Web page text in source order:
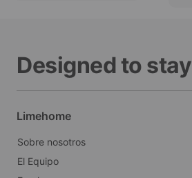
Designed to stay
Limehome
Sobre nosotros
El Equipo